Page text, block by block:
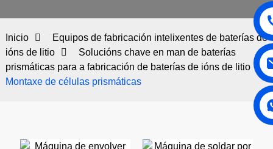
Inicio
Equipos de fabricación intelixentes de baterías de
ións de litio
Solucións chave en man de baterías
prismáticas para a fabricación de baterías de ións de litio
Montaxe de células prismáticas